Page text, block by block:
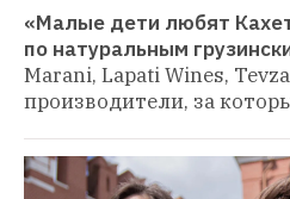
«Малые дети любят
по натуральным
Marani, Lapati Wines,
производители, за